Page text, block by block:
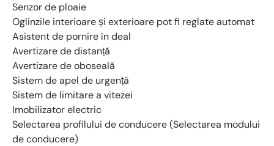
Senzor de ploaie
Oglinzile interioare și exterioare pot fi reglate automat
Asistent de pornire în deal
Avertizare de distanță
Avertizare de oboseală
Sistem de apel de urgență
Sistem de limitare a vitezei
Imobilizator electric
Selectarea profilului de conducere (Selectarea modului
de conducere)